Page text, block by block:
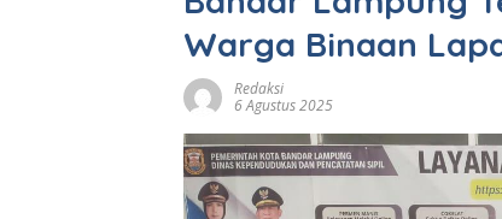
Warga Binaan
Redaksi
6 Agustus 2025